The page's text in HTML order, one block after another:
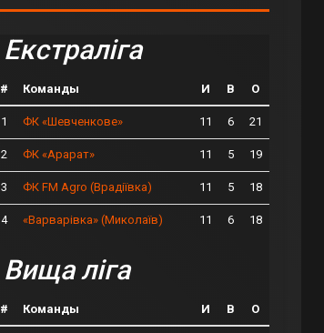
Екстраліга
# Команды И В О
1 ФК «Шевченкове» 11 6 21
2 ФК «Арарат» 11 5 19
3 ФК FM Agro (Врадіївка) 11 5 18
4 «Варварівка» (Миколаїв) 11 6 18
Вища ліга
# Команды И В О